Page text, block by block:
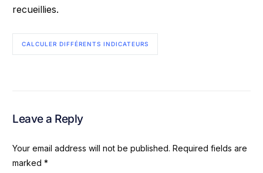
recueillies.
CALCULER DIFFÉRENTS INDICATEURS
Leave a Reply
Your email address will not be published. Required fields are
marked*